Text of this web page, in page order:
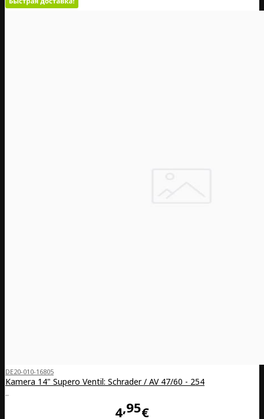
DE20-010-16805
Kamera 14" Supero Ventil: Schrader / AV 47/60 - 254
..
4 95€